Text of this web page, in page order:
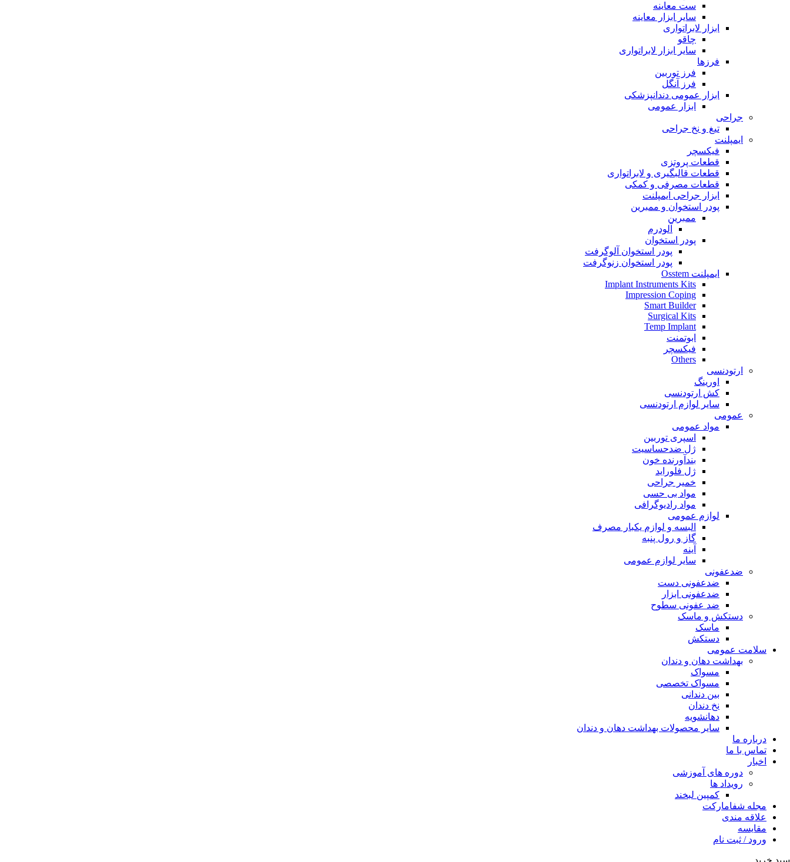
ست معاینه
سایر ابزار معاینه
ابزار لابراتواری
چاقو
سایر ابزار لابراتواری
فرزها
فرز توربین
فرز آنگل
ابزار عمومی دندانپزشکی
ابزار عمومی
جراحی
تیغ و نخ جراحی
ایمپلنت
فیکسچر
قطعات پروتزی
قطعات قالبگیری و لابراتواری
قطعات مصرفی و کمکی
ابزار جراحی ایمپلنت
پودر استخوان و ممبرین
ممبرین
آلودرم
پودر استخوان
پودر استخوان آلوگرفت
پودر استخوان زنوگرفت
ایمپلنت Osstem
Implant Instruments Kits
Impression Coping
Smart Builder
Surgical Kits
Temp Implant
ابوتمنت
فیکسچر
Others
ارتودنسی
اورینگ
کش ارتودنسی
سایر لوازم ارتودنسی
عمومی
مواد عمومی
اسپری توربین
ژل ضدحساسیت
بندآورنده خون
ژل فلوراید
خمیر جراحی
مواد بی حسی
مواد رادیوگرافی
لوازم عمومی
البسه و لوازم یکبار مصرف
گاز و رول پنبه
آینه
سایر لوازم عمومی
ضدعفونی
ضدعفونی دست
ضدعفونی ابزار
ضد عفونی سطوح
دستکش و ماسک
ماسک
دستکش
سلامت عمومی
بهداشت دهان و دندان
مسواک
مسواک تخصصی
بین دندانی
نخ دندان
دهانشویه
سایر محصولات بهداشت دهان و دندان
درباره ما
تماس با ما
اخبار
دوره های آموزشی
رویداد ها
کمپین لبخند
مجله شفامارکت
علاقه مندی
مقایسه
ورود / ثبت نام
سبد خرید